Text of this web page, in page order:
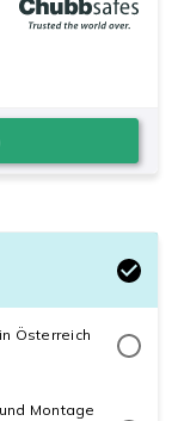
Österreich
Montage